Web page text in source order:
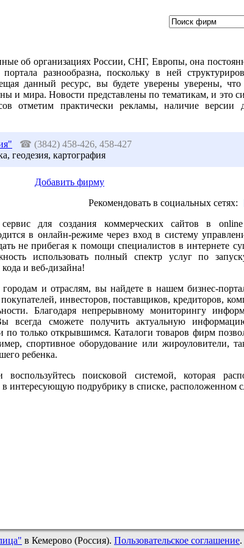
об организациях России, СНГ, Европы, она
разнообразна, поскольку в ней
данный ресурс, вы будете уверены уверены, что
и мира. Новости представлены по тематикам, и это
отметим практически рекламы, наличие версии
☎ (3842) 458-426, 458-427
геодезия, картография
Добавить фирму
Рекомендовать в социальных сетях:
для создания коммерческих сайтов в online
в онлайн-режиме через вход в систему
не прибегая к помощи специалистов в интернете
использовать полный спектр услуг по
и веб-дизайна!
и отраслям, вы найдете в нашем бизнес-
покупателей, инвесторов, поставщиков, кредиторов,
Благодаря непрерывному мониторингу
всегда сможете получить актуальную
только открывшимся. Каталоги товаров фирм
спортивное оборудование или жироуловители,
ребенка.
поисковой системой, которая
интересующую подрубрику в списке, расположенном
в Кемерово (Россия). Пользовательское соглашение.